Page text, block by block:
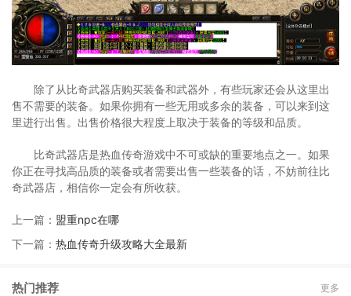
除了从比奇武器店购买装备和武器外，有些玩家还会从这里出
售不需要的装备。如果你拥有一些无用或多余的装备，可以来到这
里进行出售。出售价格很大程度上取决于装备的等级和品质。
比奇武器店是热血传奇游戏中不可或缺的重要地点之一。如果
你正在寻找高品质的装备或者需要出售一些装备的话，不妨前往比
奇武器店，相信你一定会有所收获。
上一篇： 盟重npc在哪
下一篇： 热血传奇升级攻略大全最新
热门推荐 更多